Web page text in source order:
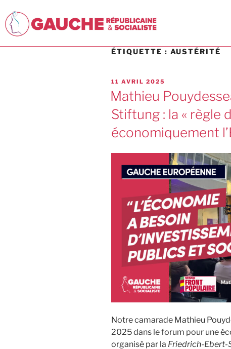
ÉTIQUETTE : AUSTÉRITÉ
11 AVRIL 2025
Mathieu
Stiftung : la « règle
économiquement
Notre camarade Mathieu
2025 dans le forum pour une
organisé par la Friedrich-Ebert-